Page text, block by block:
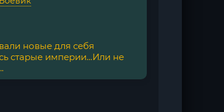
новые для себя
старые империи…Или не